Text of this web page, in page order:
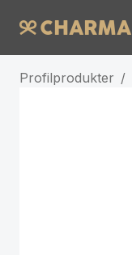
Profilprodukter /